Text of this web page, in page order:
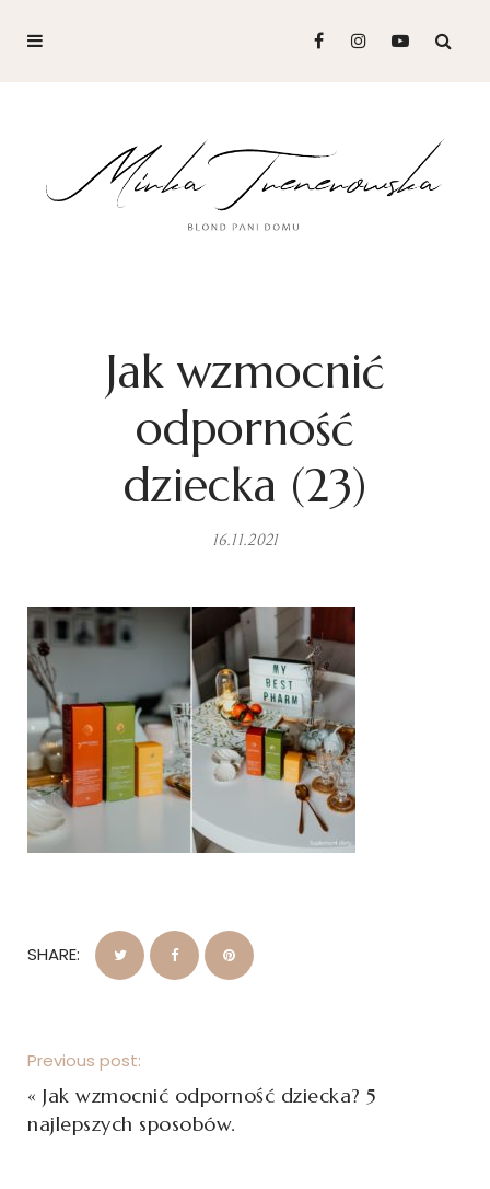
Jak wzmocnić
odporność
dziecka (23)
16.11.2021
SHARE:
Previous post:
« Jak wzmocnić odporność dziecka? 5
najlepszych sposobów.